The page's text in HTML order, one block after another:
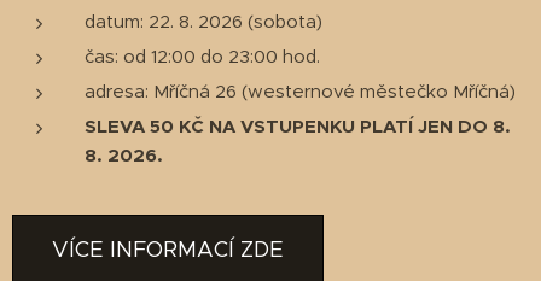
datum: 22. 8. 2026 (sobota)
čas: od 12:00 do 23:00 hod.
adresa: Mříčná 26 (westernové městečko Mříčná)
SLEVA 50 KČ NA VSTUPENKU PLATÍ JEN DO 8.
8. 2026.
VÍCE INFORMACÍ ZDE